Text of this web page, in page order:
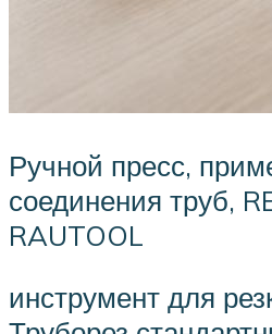
Ручной пресс,
соединения труб,
RAUTOOL
инструмент для